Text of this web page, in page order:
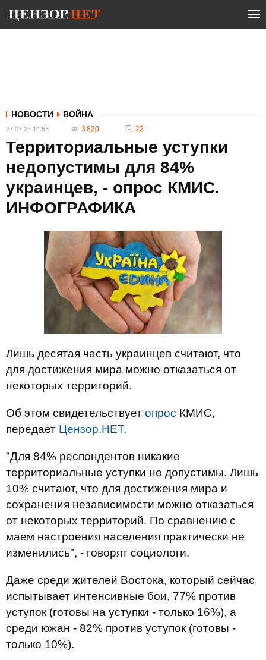
НОВОСТИ ВОЙНА
27.07.22 14:53 3 820 22
Территориальные уступки
недопустимы для 84%
украинцев, - опрос КМИС.
ИНФОГРАФИКА
Лишь десятая часть украинцев считают, что
для достижения мира можно отказаться от
некоторых территорий.
Об этом свидетельствует опрос КМИС,
передает Цензор.НЕТ.
"Для 84% респондентов никакие
территориальные уступки не допустимы. Лишь
10% считают, что для достижения мира и
сохранения независимости можно отказаться
от некоторых территорий. По сравнению с
маем настроения населения практически не
изменились", - говорят социологи.
Даже среди жителей Востока, который сейчас
испытывает интенсивные бои, 77% против
уступок (готовы на уступки - только 16%), а
среди южан - 82% против уступок (готовы -
только 10%).